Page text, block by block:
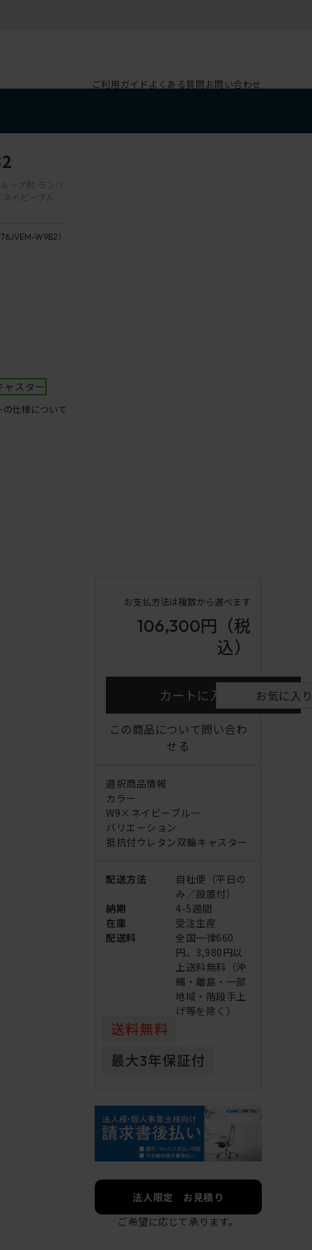
ご利用ガイド よくある質問お問い合わせ
ープ肘 ランバ
イビーブル
W9B2）
ャスター
の仕様について
お支払方法は複数から選べます
106,300円 （税
込）
カートに入れる お気に入
この商品について問い合わ
せる
選択商品情報
カラー
W9×ネイビーブルー
バリエーション
抵抗付ウレタン双輪キャスター
配送方法
自社便（平日の
み／設置付）
納期
4-5週間
在庫
受注生産
配送料
全国一律660
円、3,980円以
上送料無料（沖
縄・離島・一部
地域・階段手上
げ等を除く）
法人限定 お見積り
ご希望に応じて承ります。